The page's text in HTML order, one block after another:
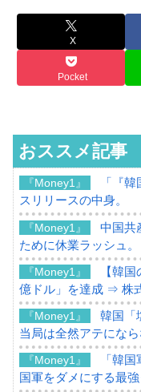
X
Pocket
おススメ記事
『Money1』
「『
スリリースの中身。
『Money1』
中国共
ために休業ラッシュ。
『Money1』
【韓
億ドル」を達成 ⇒ 株
『Money1』
韓国「
当局は全然アテにな
『Money1』
「韓
国軍をダメにする最